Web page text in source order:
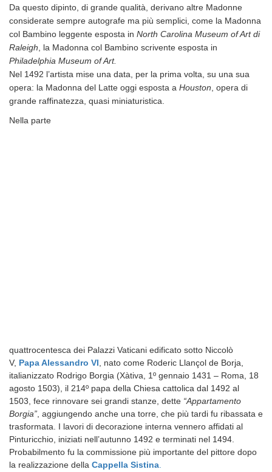
Da questo dipinto, di grande qualità, derivano altre Madonne
considerate sempre autografe ma più semplici, come la Madonna
col Bambino leggente esposta in North Carolina Museum of Art di
Raleigh, la Madonna col Bambino scrivente esposta in
Philadelphia Museum of Art.
Nel 1492 l’artista mise una data, per la prima volta, su una sua
opera: la Madonna del Latte oggi esposta a Houston, opera di
grande raffinatezza, quasi miniaturistica.
Nella parte
quattrocentesca dei Palazzi Vaticani edificato sotto Niccolò
V, Papa Alessandro VI, nato come Roderic Llançol de Borja,
italianizzato Rodrigo Borgia (Xàtiva, 1º gennaio 1431 – Roma, 18
agosto 1503), il 214º papa della Chiesa cattolica dal 1492 al
1503, fece rinnovare sei grandi stanze, dette “Appartamento
Borgia”, aggiungendo anche una torre, che più tardi fu ribassata e
trasformata. I lavori di decorazione interna vennero affidati al
Pinturicchio, iniziati nell’autunno 1492 e terminati nel 1494.
Probabilmento fu la commissione più importante del pittore dopo
la realizzazione della Cappella Sistina.